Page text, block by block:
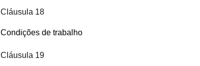
Cláusula 18
Condições de trabalho
Cláusula 19